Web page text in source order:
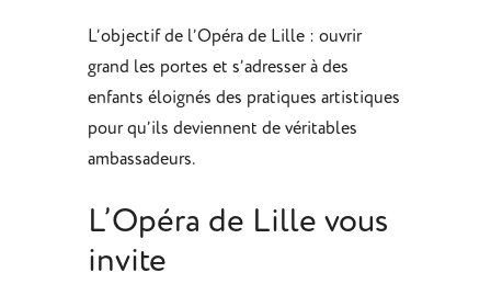
L’objectif de l’Opéra de Lille : ouvrir
grand les portes et s’adresser à des
enfants éloignés des pratiques artistiques
pour qu’ils deviennent de véritables
ambassadeurs.
L’Opéra de Lille vous
invite